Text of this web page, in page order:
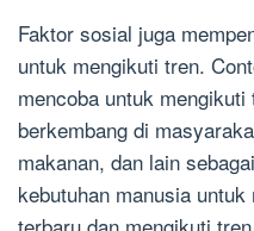
Faktor sosial juga
untuk mengikuti tren.
mencoba untuk
berkembang di
makanan, dan lain
kebutuhan manusia